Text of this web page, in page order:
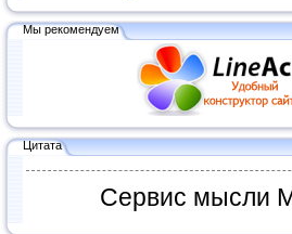
Мы рекомендуем
Цитата
Сервис мысли